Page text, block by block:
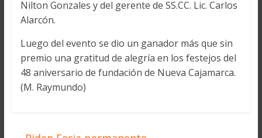
Nilton Gonzales y del gerente de SS.CC. Lic. Carlos
Alarcón.
Luego del evento se dio un ganador más que sin
premio una gratitud de alegría en los festejos del
48 aniversario de fundación de Nueva Cajamarca.
(M. Raymundo)